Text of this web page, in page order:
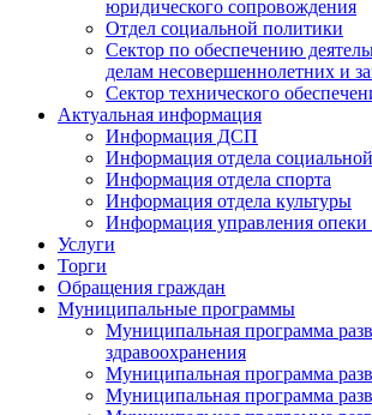
юридического сопровождения
Отдел социальной политики
Сектор по обеспечению
делам несовершеннолетних и
Сектор технического
Актуальная информация
Информация ДСП
Информация отдела
Информация отдела спорта
Информация отдела культуры
Информация управления опеки
Услуги
Торги
Обращения граждан
Муниципальные программы
Муниципальная программа
здравоохранения
Муниципальная программа
Муниципальная программа